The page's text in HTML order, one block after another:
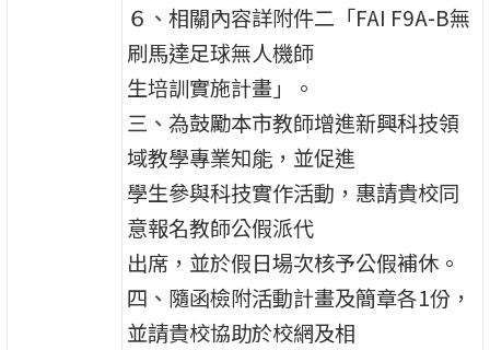
６、相關內容詳附件二「FAI F9A-B無
刷馬達足球無人機師
生培訓實施計畫」。
三、為鼓勵本市教師增進新興科技領
域教學專業知能，並促進
學生參與科技實作活動，惠請貴校同
意報名教師公假派代
出席，並於假日場次核予公假補休。
四、隨函檢附活動計畫及簡章各1份，
並請貴校協助於校網及相